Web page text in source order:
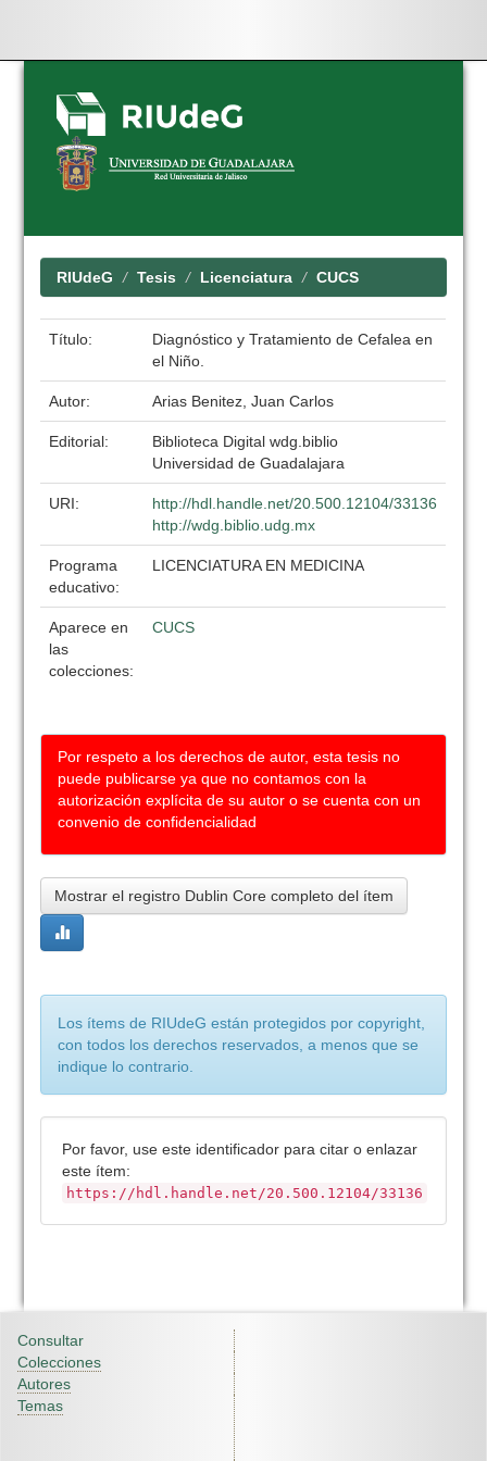
Skip
navigation
RIUdeG Tesis Licenciatura CUCS
Título:
Diagnóstico y Tratamiento de Cefalea en
el Niño.
Autor: Arias Benitez, Juan Carlos
Editorial:
Biblioteca Digital wdg.biblio
Universidad de Guadalajara
URI:
http://hdl.handle.net/20.500.12104/33136
http://wdg.biblio.udg.mx
Programa
educativo:
LICENCIATURA EN MEDICINA
Aparece en
las
colecciones:
CUCS
Por respeto a los derechos de autor, esta tesis no
puede publicarse ya que no contamos con la
autorización explícita de su autor o se cuenta con un
convenio de confidencialidad
Mostrar el registro Dublin Core completo del ítem
Los ítems de RIUdeG están protegidos por copyright,
con todos los derechos reservados, a menos que se
indique lo contrario.
Por favor, use este identificador para citar o enlazar
este ítem:
https://hdl.handle.net/20.500.12104/33136
Consultar
Colecciones
Autores
Temas